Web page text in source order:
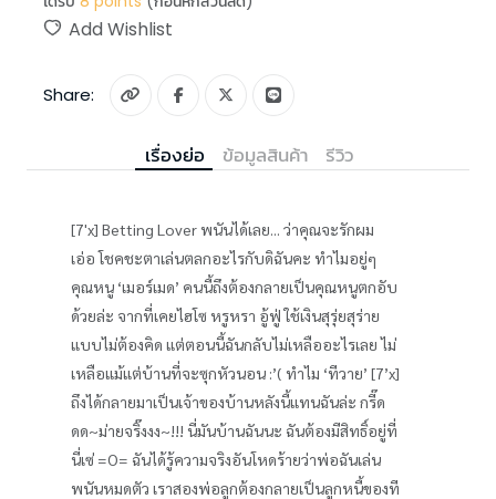
Add Wishlist
Share:
เรื่องย่อ ข้อมูลสินค้า รีวิว
[7'x] Betting Lover พนันได้เลย... ว่าคุณจะรักผม
เอ่อ โชคชะตาเล่นตลกอะไรกับดิฉันคะ ทำไมอยู่ๆ
คุณหนู ‘เมอร์เมด’ คนนี้ถึงต้องกลายเป็นคุณหนูตกอับ
ด้วยล่ะ จากที่เคยไฮโซ หรูหรา อู้ฟู่ ใช้เงินสุรุ่ยสุร่าย
แบบไม่ต้องคิด แต่ตอนนี้ฉันกลับไม่เหลืออะไรเลย ไม่
เหลือแม้แต่บ้านที่จะซุกหัวนอน :’( ทำไม ‘ทีวาย’ [7’x]
ถึงได้กลายมาเป็นเจ้าของบ้านหลังนี้แทนฉันล่ะ กรี๊ด
ดด~ม่ายจริ๊งงง~!!! นี่มันบ้านฉันนะ ฉันต้องมีสิทธิ์อยู่ที่
นี่เซ่ =O= ฉันได้รู้ความจริงอันโหดร้ายว่าพ่อฉันเล่น
พนันหมดตัว เราสองพ่อลูกต้องกลายเป็นลูกหนี้ของที